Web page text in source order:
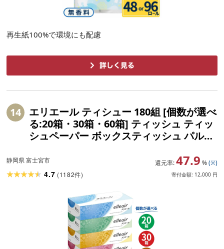
再生紙100%で環境にも配慮
14
エリエール ティシュー 180組 [個数が選べ
る:20箱・30箱・60箱] ティッシュ ティッ
シュペーパー ボックスティッシュ パルプ
と 送料無料 静岡県 富士宮市
静岡県 富士宮市 還元率: 47.9 % (※)
寄付金額: 12,000 円
4.7 (1182件)